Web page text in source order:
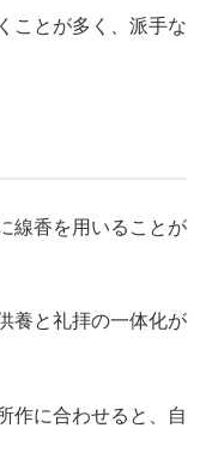
ことが多く、派手な
線香を用いることが
養と礼拝の一体化が
作に合わせると、自